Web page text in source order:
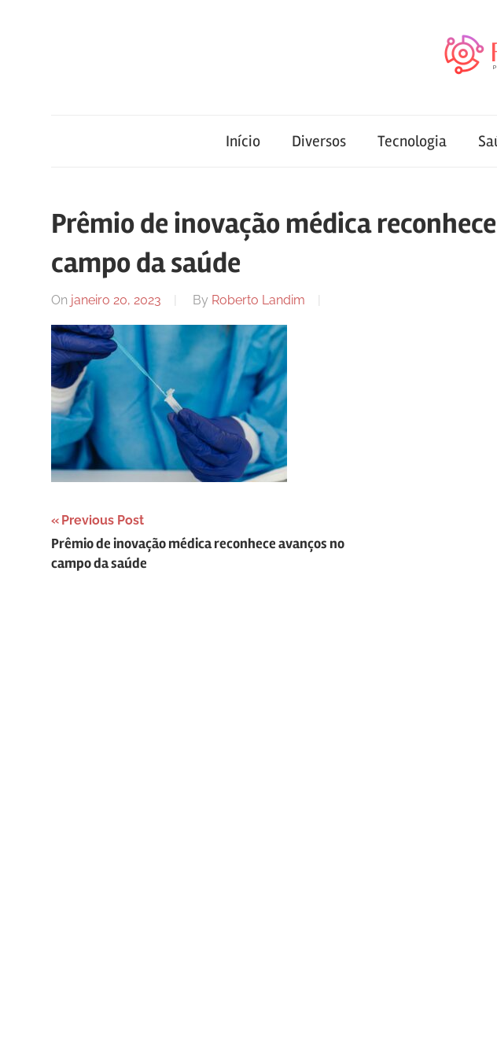
notícias
FilaCap
informações
Início Diversos Tecnologia
Prêmio de inovação médica
campo da saúde
On janeiro 20, 2023 By Roberto Landim
Navegação
de
Previous Post
Prêmio de inovação médica reconhece avanços no
campo da saúde